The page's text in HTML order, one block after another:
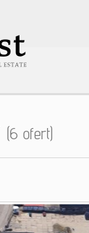
(6 ofert)